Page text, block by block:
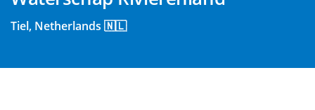
Tiel, Netherlands 🇳🇱